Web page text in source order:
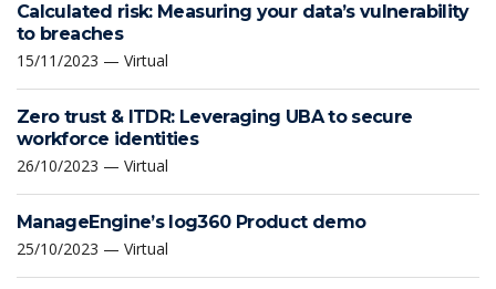
Calculated risk: Measuring your data’s vulnerability
to breaches
15/11/2023 — Virtual
Zero trust & ITDR: Leveraging UBA to secure
workforce identities
26/10/2023 — Virtual
ManageEngine’s log360 Product demo
25/10/2023 — Virtual